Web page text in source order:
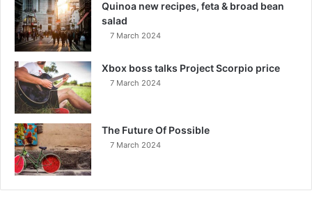
Quinoa new recipes, feta & broad bean
salad
7 March 2024
Xbox boss talks Project Scorpio price
7 March 2024
The Future Of Possible
7 March 2024